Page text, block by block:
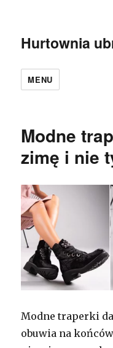
Hurtownia
MENU
Modne
zimę i nie
Modne traperki
obuwia na